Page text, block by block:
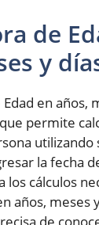
de
y
en años,
permite
utilizando
la fecha
los cálculos
años, meses